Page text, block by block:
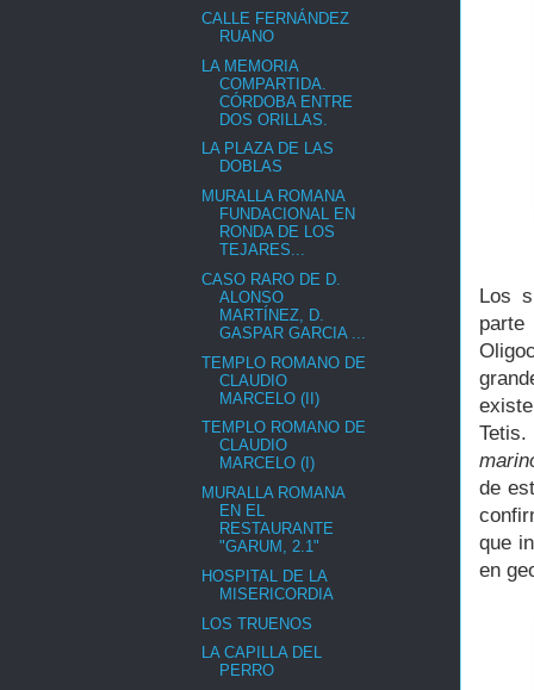
Los
de
que
en
CALLE FERNÁNDEZ
RUANO
LA MEMORIA
COMPARTIDA.
CÓRDOBA ENTRE
DOS ORILLAS.
LA PLAZA DE LAS
DOBLAS
MURALLA ROMANA
FUNDACIONAL EN
RONDA DE LOS
TEJARES...
CASO RARO DE D.
ALONSO
MARTÍNEZ, D.
GASPAR GARCIA ...
TEMPLO ROMANO DE
CLAUDIO
MARCELO (II)
TEMPLO ROMANO DE
CLAUDIO
MARCELO (I)
MURALLA ROMANA
EN EL
RESTAURANTE
"GARUM, 2.1"
HOSPITAL DE LA
MISERICORDIA
LOS TRUENOS
LA CAPILLA DEL
PERRO